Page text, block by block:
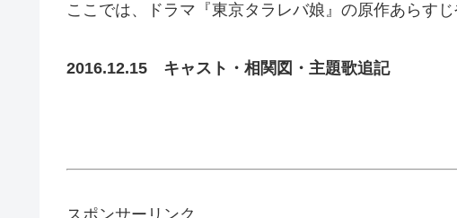
ここでは、ドラマ『東京タラレバ娘』の原作あらす
2016.12.15 キャスト・相関図・主題歌追記
スポンサーリンク